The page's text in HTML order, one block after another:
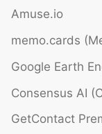
Amuse.io
memo.cards
Google Earth
Consensus AI
GetContact